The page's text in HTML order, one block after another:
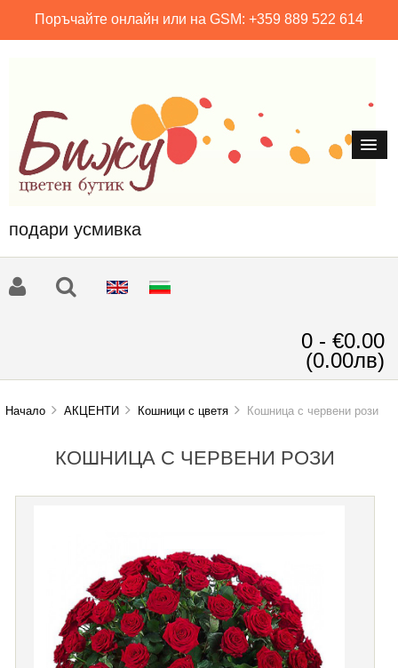
Поръчайте онлайн или на GSM: +359 889 522 614
подари усмивка
0 - €0.00
(0.00лв)
Начало АКЦЕНТИ Кошници с цветя Кошница с червени рози
КОШНИЦА С ЧЕРВЕНИ РОЗИ